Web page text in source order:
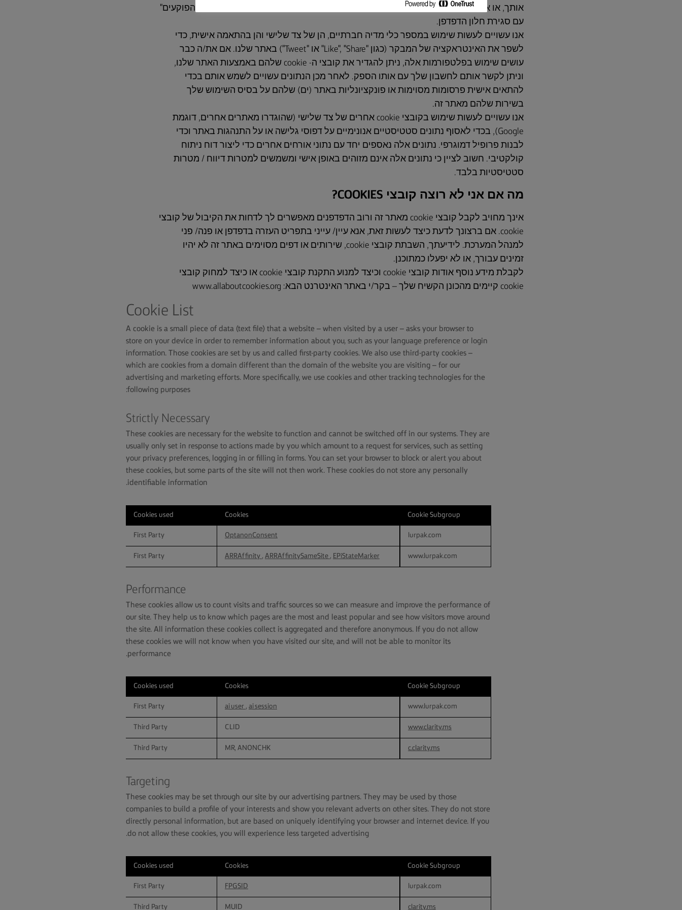
אותך, או את העדפותיך), לבין קובצי cookie לטווח קצר, או קובצי cookie מבוססי פעילויות "הפוקעים"
עם סגירת חלון הדפדפן.
אנו עשויים לעשות שימוש במספר כלי מדיה חברתיים, הן של צד שלישי והן בהתאמה אישית, כדי
לשפר את האינטראקציה של המבקר (כגון "Like", "Share" או "Tweet") באתר שלנו. אם את/ה כבר
עושים שימוש בפלטפורמות אלה, ניתן להגדיר את קובצי ה- cookie שלהם באמצעות האתר שלנו,
וניתן לקשר אותם לחשבון שלך עם אותו הספק. לאחר מכן הנתונים עשויים לשמש אותם בכדי
להתאים אישית פרסומות מסוימות או פונקציונליות באתר (ים) שלהם על בסיס השימוש שלך
בשירות שלהם מאתר זה.
אנו עשויים לעשות שימוש בקובצי cookie אחרים של צד שלישי (שהוגדרו מאתרים אחרים, דוגמת
Google), בכדי לאסוף נתונים סטטיסטיים אנונימיים על דפוסי גלישה או על התנהגות באתר וכדי
לבנות פרופיל דמוגרפי. נתונים אלה נאספים יחד עם נתוני אורחים אחרים כדי ליצור דוח ניתוח
קולקטיבי. חשוב לציין כי נתונים אלה אינם מזוהים באופן אישי ומשמשים למטרות דיווח / מטרות
סטטיסטיות בלבד.
מה אם אני לא רוצה קובצי COOKIES?
אינך מחויב לקבל קובצי cookie מאתר זה ורוב הדפדפנים מאפשרים לך לדחות את הקיבול של קובצי
cookie. אם ברצונך לדעת כיצד לעשות זאת, אנא עיין/ עייני בתפריט העזרה בדפדפן או פנה/ פני
למנהל המערכת. לידיעתך, השבתת קובצי cookie, שירותים או דפים מסוימים באתר זה לא יהיו
זמינים עבורך, או לא יפעלו כמתוכנן.
לקבלת מידע נוסף אודות קובצי cookie וכיצד למנוע התקנת קובצי cookie או כיצד למחוק קובצי
cookie קיימים מהכונן הקשיח שלך – בקר/י באתר האינטרנט הבא: www.allaboutcookies.org
Cookie List
A cookie is a small piece of data (text file) that a website – when visited by a user – asks your browser to
store on your device in order to remember information about you, such as your language preference or login
information. Those cookies are set by us and called first-party cookies. We also use third-party cookies –
which are cookies from a domain different than the domain of the website you are visiting – for our
advertising and marketing efforts. More specifically, we use cookies and other tracking technologies for the
following purposes:
Strictly Necessary
These cookies are necessary for the website to function and cannot be switched off in our systems. They are
usually only set in response to actions made by you which amount to a request for services, such as setting
your privacy preferences, logging in or filling in forms. You can set your browser to block or alert you about
these cookies, but some parts of the site will not then work. These cookies do not store any personally
identifiable information.
Cookie Subgroup
Cookies
Cookies used
lurpak.com
OptanonConsent
First Party
www.lurpak.com
ARRAffinity , ARRAffinitySameSite , EPiStateMarker
First Party
Performance
These cookies allow us to count visits and traffic sources so we can measure and improve the performance of
our site. They help us to know which pages are the most and least popular and see how visitors move around
the site. All information these cookies collect is aggregated and therefore anonymous. If you do not allow
these cookies we will not know when you have visited our site, and will not be able to monitor its
performance.
Cookie Subgroup
Cookies
Cookies used
www.lurpak.com
ai_user , ai_session
First Party
www.clarity.ms
CLID
Third Party
c.clarity.ms
MR, ANONCHK
Third Party
Targeting
These cookies may be set through our site by our advertising partners. They may be used by those
companies to build a profile of your interests and show you relevant adverts on other sites. They do not store
directly personal information, but are based on uniquely identifying your browser and internet device. If you
do not allow these cookies, you will experience less targeted advertising.
Cookie Subgroup
Cookies
Cookies used
lurpak.com
FPGSID
First Party
clarity.ms
MUID
Third Party